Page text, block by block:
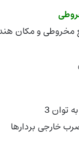
مخروطی و مکان
خارجی بردارها